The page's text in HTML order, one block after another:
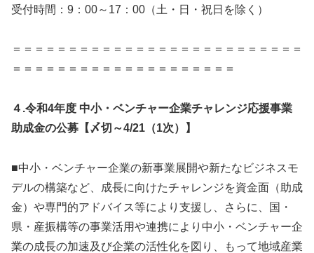
受付時間：9：00～17：00（土・日・祝日を除く）
＝＝＝＝＝＝＝＝＝＝＝＝＝＝＝＝＝＝＝＝＝＝＝＝＝＝
＝＝＝＝＝＝＝＝＝＝＝＝＝＝＝＝＝＝＝＝
４.令和4年度 中小・ベンチャー企業チャレンジ応援事業
助成金の公募【〆切～4/21（1次）】
■中小・ベンチャー企業の新事業展開や新たなビジネスモ
デルの構築など、成長に向けたチャレンジを資金面（助成
金）や専門的アドバイス等により支援し、さらに、国・
県・産振構等の事業活用や連携により中小・ベンチャー企
業の成長の加速及び企業の活性化を図り、もって地域産業